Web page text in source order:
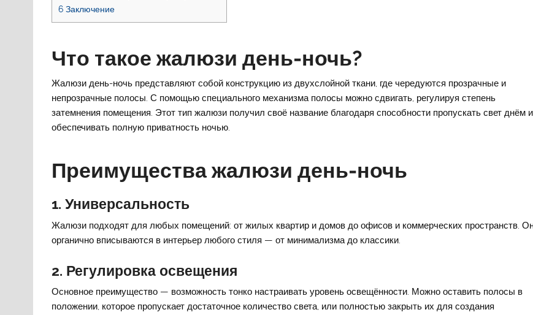
6 Заключение
Что такое жалюзи день-ночь?
Жалюзи день-ночь представляют собой конструкцию из двухслойной ткани, где чередуются прозрачные и
непрозрачные полосы. С помощью специального механизма полосы можно сдвигать, регулируя степень
затемнения помещения. Этот тип жалюзи получил своё название благодаря способности пропускать свет днём и
обеспечивать полную приватность ночью.
Преимущества жалюзи день-ночь
1.Универсальность
Жалюзи подходят для любых помещений: от жилых квартир и домов до офисов и коммерческих пространств.
органично вписываются в интерьер любого стиля — от минимализма до классики.
2. Регулировка освещения
Основное преимущество — возможность тонко настраивать уровень освещённости. Можно оставить полосы в
положении, которое пропускает достаточное количество света, или полностью закрыть их для создания